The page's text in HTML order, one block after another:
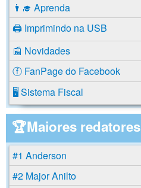
👨‍🎓 Aprenda
🖨️ Imprimindo na USB
📰 Novidades
ⓕ FanPage do Facebook
🖥️ Sistema Fiscal
🏆Maiores redatores
#1 Anderson
#2 Major Anilto